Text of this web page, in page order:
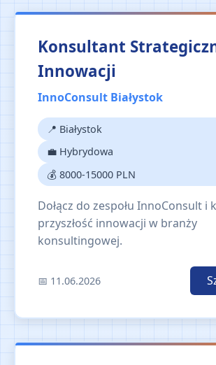
Konsultant
Innowacji
InnoConsult Białystok
📍 Białystok
💼 Hybrydowa
💰 8000-15000 PLN
Dołącz do zespołu InnoConsult i
przyszłość innowacji w branży
konsultingowej.
📅 11.06.2026